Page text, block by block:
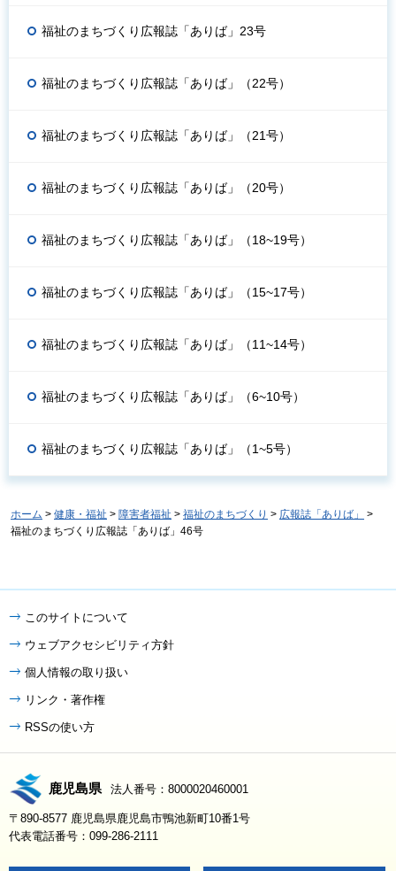
福祉のまちづくり広報誌「ありば」23号
福祉のまちづくり広報誌「ありば」（22号）
福祉のまちづくり広報誌「ありば」（21号）
福祉のまちづくり広報誌「ありば」（20号）
福祉のまちづくり広報誌「ありば」（18~19号）
福祉のまちづくり広報誌「ありば」（15~17号）
福祉のまちづくり広報誌「ありば」（11~14号）
福祉のまちづくり広報誌「ありば」（6~10号）
福祉のまちづくり広報誌「ありば」（1~5号）
ホーム > 健康・福祉 > 障害者福祉 > 福祉のまちづくり > 広報誌「ありば」
>
福祉のまちづくり広報誌「ありば」46号
このサイトについて
ウェブアクセシビリティ方針
個人情報の取り扱い
リンク・著作権
RSSの使い方
鹿児島県 法人番号：8000020460001
〒890-8577 鹿児島県鹿児島市鴨池新町10番1号
代表電話番号：099-286-2111